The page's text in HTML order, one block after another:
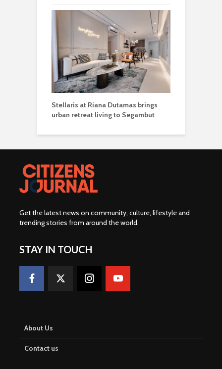
Stellaris at Riana Dutamas brings
urban retreat living to Segambut
Get the latest news on community, culture, lifestyle and
trending stories from around the world.
STAY IN TOUCH
About Us
Contact us